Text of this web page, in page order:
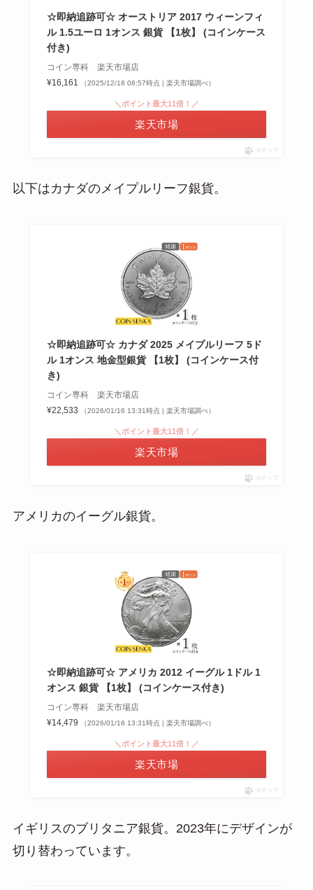
☆即納追跡可☆ オーストリア 2017 ウィーンフィ
ル 1.5ユーロ 1オンス 銀貨 【1枚】 (コインケース
付き)
コイン専科 楽天市場店
¥16,161
（2025/12/18 08:57時点 | 楽天市場調べ）
＼ポイント最大11倍！／
楽天市場
ポチップ
以下はカナダのメイプルリーフ銀貨。
☆即納追跡可☆ カナダ 2025 メイプルリーフ 5ド
ル 1オンス 地金型銀貨 【1枚】 (コインケース付
き)
コイン専科 楽天市場店
¥22,533
（2026/01/16 13:31時点 | 楽天市場調べ）
＼ポイント最大11倍！／
楽天市場
ポチップ
アメリカのイーグル銀貨。
☆即納追跡可☆ アメリカ 2012 イーグル 1ドル 1
オンス 銀貨 【1枚】 (コインケース付き)
コイン専科 楽天市場店
¥14,479
（2026/01/16 13:31時点 | 楽天市場調べ）
＼ポイント最大11倍！／
楽天市場
ポチップ
イギリスのブリタニア銀貨。2023年にデザインが
切り替わっています。